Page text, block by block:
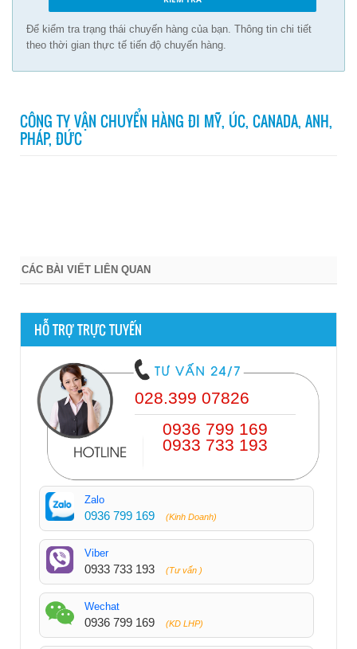
Để kiểm tra trạng thái chuyến hàng của bạn. Thông tin chi tiết
theo thời gian thực tế tiến độ chuyến hàng.
CÔNG TY VẬN CHUYỂN HÀNG ĐI MỸ, ÚC, CANADA, ANH,
PHÁP, ĐỨC
CÁC BÀI VIẾT LIÊN QUAN
HỖ TRỢ TRỰC TUYẾN
028.399 07826
0936 799 169
0933 733 193
Zalo
0936 799 169 (Kinh Doanh)
Viber
0933 733 193 (Tư vấn )
Wechat
0936 799 169 (KD LHP)